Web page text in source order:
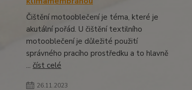
Čištění motooblečení je téma, které je
akutální pořád. U čištění textilního
motooblečení je důležité použití
správného pracího prostředku a to hlavně
... číst celé
26.11.2023